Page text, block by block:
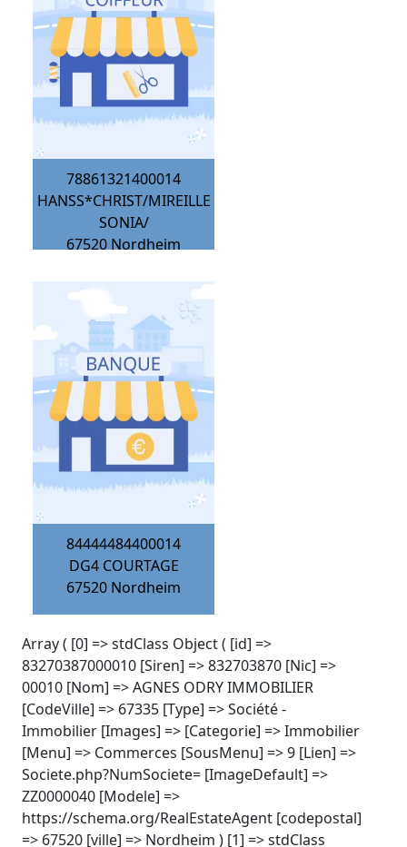
78861321400014
HANSS*CHRIST/MIREILLE
SONIA/
67520 Nordheim
84444484400014
DG4 COURTAGE
67520 Nordheim
Array ( [0] => stdClass Object ( [id] =>
83270387000010 [Siren] => 832703870 [Nic] =>
00010 [Nom] => AGNES ODRY IMMOBILIER
[CodeVille] => 67335 [Type] => Société -
Immobilier [Images] => [Categorie] => Immobilier
[Menu] => Commerces [SousMenu] => 9 [Lien] =>
Societe.php?NumSociete= [ImageDefault] =>
ZZ0000040 [Modele] =>
https://schema.org/RealEstateAgent [codepostal]
=> 67520 [ville] => Nordheim ) [1] => stdClass